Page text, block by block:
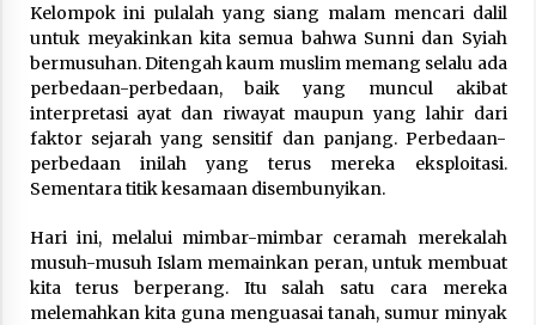
Kelompok ini pulalah yang siang malam mencari dalil
untuk meyakinkan kita semua bahwa Sunni dan Syiah
bermusuhan. Ditengah kaum muslim memang selalu ada
perbedaan-perbedaan, baik yang muncul akibat
interpretasi ayat dan riwayat maupun yang lahir dari
faktor sejarah yang sensitif dan panjang. Perbedaan-
perbedaan inilah yang terus mereka eksploitasi.
Sementara titik kesamaan disembunyikan.
Hari ini, melalui mimbar-mimbar ceramah merekalah
musuh-musuh Islam memainkan peran, untuk membuat
kita terus berperang. Itu salah satu cara mereka
melemahkan kita guna menguasai tanah, sumur minyak